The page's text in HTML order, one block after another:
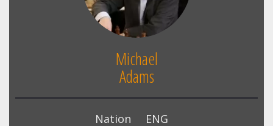
Michael
Adams
Nation ENG